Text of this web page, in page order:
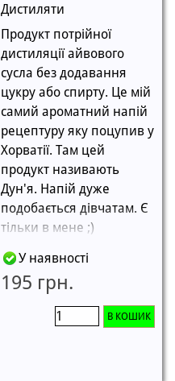
Дистиляти
Продукт потрійної
дистиляції айвового
сусла без додавання
цукру або спирту. Це мій
самий ароматний напій
рецептуру яку поцупив у
Хорватії. Там цей
продукт називають
Дун'я. Напій дуже
подобається дівчатам. Є
тільки в мене ;)
У наявності
195 грн.
В КОШИК